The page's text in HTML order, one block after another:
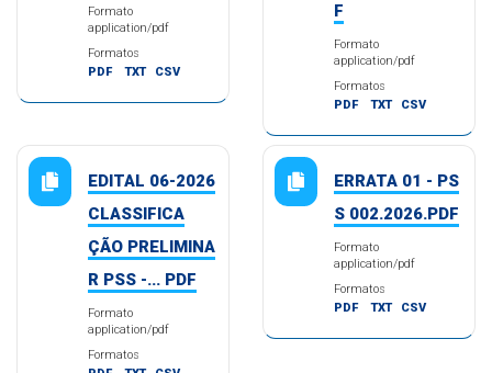
Formato
application/pdf
Formatos
PDF
TXT CSV
F
Formato
application/pdf
Formatos
PDF
TXT CSV
EDITAL 06-2026
CLASSIFICA
ÇÃO PRELIMINA
R PSS -... PDF
Formato
application/pdf
Formatos
ERRATA 01 - PS
S 002.2026.PDF
Formato
application/pdf
Formatos
PDF
TXT CSV